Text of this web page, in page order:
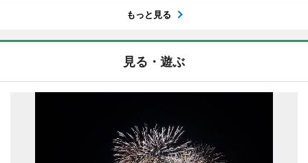
もっと見る
見る・遊ぶ